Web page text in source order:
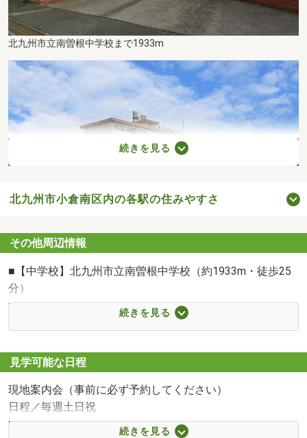
北九州市立南曽根中学校まで1933m
続きを見る
北九州市小倉南区内の各駅の住みやすさ
その他周辺情報
■【中学校】北九州市立南曽根中学校（約1933m・徒歩25
分）
■【小学校】北九州市立東朽網小学校（約964m・徒歩13
■【スーパー】ハローデイ貫店（約2783m・徒歩35分）
■【スーパー】ASO苅田（約3124m・徒歩40分）
■【コンビニ】セブンイレブン小倉くさみ店（約202m・徒
歩3分）
■【コンビニ】セブンイレブン小倉くさみ駅前店（約
続きを見る
見学可能な日程
現地案内会（事前に必ず予約してください）
日程／毎週土日祝
時間／10:00～17:00
続きを見る